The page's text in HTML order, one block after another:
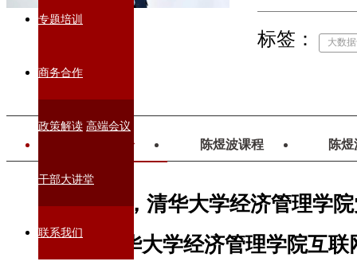
专题培训
商务合作
政策解读 高端会议
干部大讲堂
联系我们
标签： 大数
陈煜波简介 陈煜波课程 陈
陈煜波，清华大学经济管理学
教授，清华大学经济管理学院互